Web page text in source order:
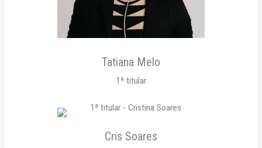
Tatiana Melo
1ª titular
Cris Soares